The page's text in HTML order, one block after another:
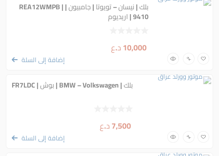
بلك | نيسان – تويوتا | جامبيون | REA12WMPB |
9410 | اريديوم
10,000د.ع
إضافة إلى السلة
بلك | BMW – Volkswagen | بوش | FR7LDC
7,500د.ع
إضافة إلى السلة